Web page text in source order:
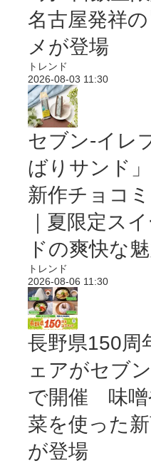
名古屋発祥
メが登場
トレンド
2026-08-03 11:30
セブン‐イレ
ばりサンド
新作チョコ
｜夏限定ス
ドの爽快な
トレンド
2026-08-06 11:30
長野県150周
ェアがセブ
で開催 味噌
菜を使った
が登場